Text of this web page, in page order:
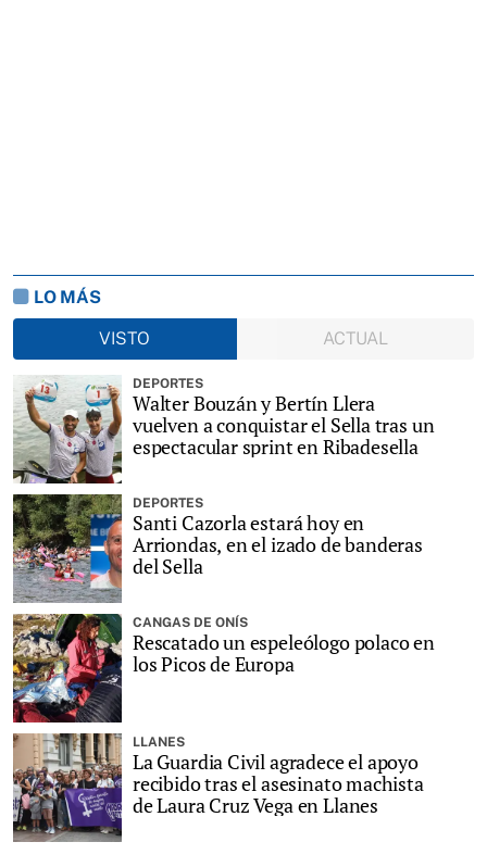
LO MÁS
VISTO
ACTUAL
DEPORTES
Walter Bouzán y Bertín Llera
vuelven a conquistar el Sella tras un
espectacular sprint en Ribadesella
DEPORTES
Santi Cazorla estará hoy en
Arriondas, en el izado de banderas
del Sella
CANGAS DE ONÍS
Rescatado un espeleólogo polaco en
los Picos de Europa
LLANES
La Guardia Civil agradece el apoyo
recibido tras el asesinato machista
de Laura Cruz Vega en Llanes